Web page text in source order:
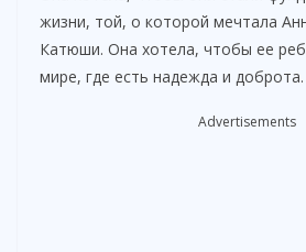
жизни, той, о которой мечтала
Катюши. Она хотела, чтобы ее
мире, где есть надежда и доброта.
Advertisements